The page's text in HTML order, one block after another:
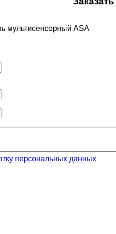
мультисенсорный ASA
персональных данных